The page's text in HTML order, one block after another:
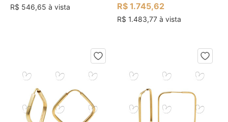
R$ 546,65 à vista
R$ 1.745,62
R$ 1.483,77 à vista